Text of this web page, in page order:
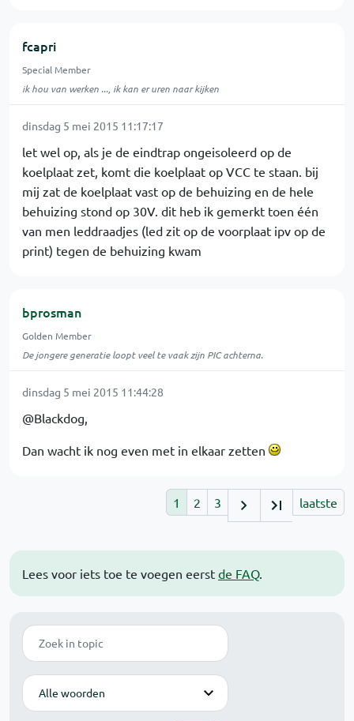
Lees voor iets toe te voegen eerst de FAQ.
Zoek
Modus
fcapri
Special Member
ik hou van werken ..., ik kan er uren naar kijken
dinsdag 5 mei 2015 11:17:17
let wel op, als je de eindtrap ongeisoleerd op de
koelplaat zet, komt die koelplaat op VCC te staan. bij
mij zat de koelplaat vast op de behuizing en de hele
behuizing stond op 30V. dit heb ik gemerkt toen één
van men leddraadjes (led zit op de voorplaat ipv op de
print) tegen de behuizing kwam
bprosman
Golden Member
De jongere generatie loopt veel te vaak zijn PIC achterna.
dinsdag 5 mei 2015 11:44:28
@Blackdog,
Dan wacht ik nog even met in elkaar zetten
1 2 3 laatste